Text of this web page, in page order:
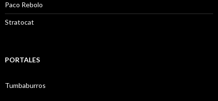
Paco Rebolo
Stratocat
PORTALES
Tumbaburros